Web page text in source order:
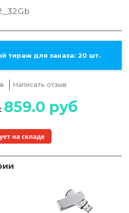
тираж для заказа: 20 шт.
Написать отзыв
859.0 руб